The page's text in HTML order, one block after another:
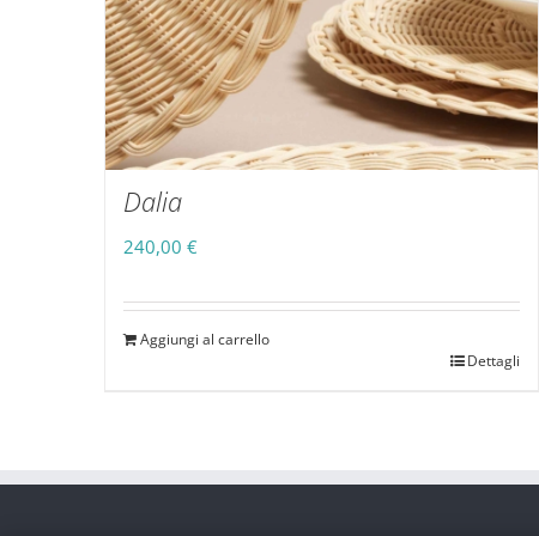
Dalia
240,00 €
Aggiungi al carrello
Dettagli